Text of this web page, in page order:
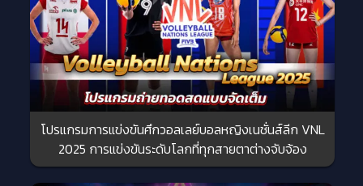
โปรแกรมการแข่งขันศึกวอลเลย์บอลหญิงเนชั่นส์ลีก VNL
2025 การแข่งขันระดับโลกที่ทุกสายตาต่างจับจ้อง